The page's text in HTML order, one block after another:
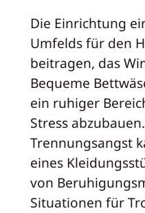
Die Einrichtung
Umfelds für den
beitragen, das
Bequeme
ein ruhiger
Stress
Trennungsangst
eines
von
Situationen für